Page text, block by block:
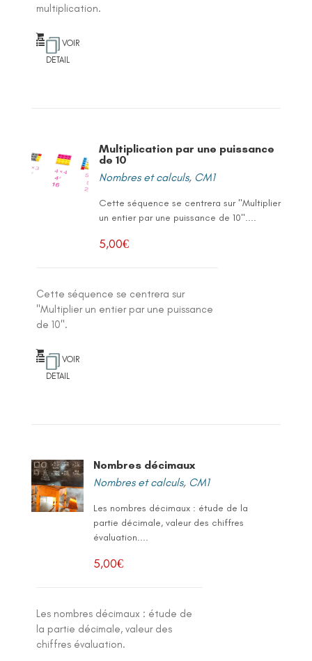
multiplication.
VOIR
DETAIL
Multiplication par une puissance
de 10
Nombres et calculs, CM1
Cette séquence se centrera sur "Multiplier
un entier par une puissance de 10"....
5,00€
Cette séquence se centrera sur
"Multiplier un entier par une puissance
de 10".
VOIR
DETAIL
Nombres décimaux
Nombres et calculs, CM1
Les nombres décimaux : étude de la
partie décimale, valeur des chiffres
évaluation....
5,00€
Les nombres décimaux : étude de
la partie décimale, valeur des
chiffres évaluation.